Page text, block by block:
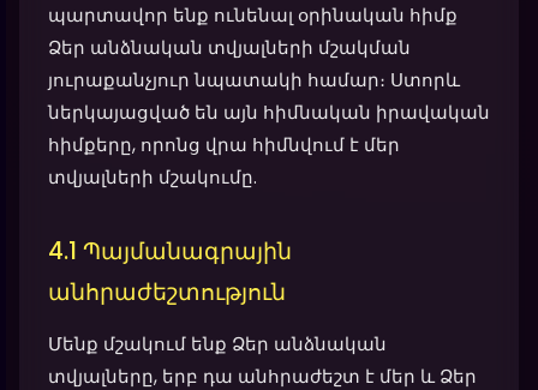
պարտավոր ենք ունենալ օրինական հիմք
Ձեր անձնական տվյալների մշակման
յուրաքանչյուր նպատակի համար։ Ստորև
ներկայացված են այն հիմնական իրավական
հիմքերը, որոնց վրա հիմնվում է մեր
տվյալների մշակումը.
4.1 Պայմանագրային
անհրաժեշտություն
Մենք մշակում ենք Ձեր անձնական
տվյալները, երբ դա անհրաժեշտ է մեր և Ձեր